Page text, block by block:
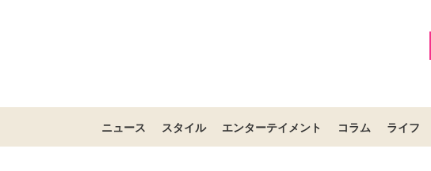
ニュース スタイル エンターテイメント コラム ライフ